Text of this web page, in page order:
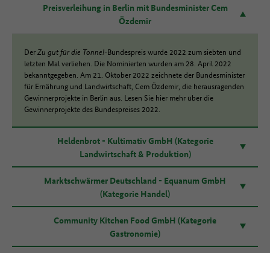
Preisverleihung in Berlin mit Bundesminister Cem
Özdemir
DerZu gut für die Tonne!-Bundespreis wurde 2022 zum siebten und
letzten Mal verliehen. Die Nominierten wurden am 28. April 2022
bekanntgegeben. Am 21. Oktober 2022 zeichnete der Bundesminister
für Ernährung und Landwirtschaft, Cem Özdemir, die herausragenden
Gewinnerprojekte in Berlin aus. Lesen Sie hier mehr über die
Gewinnerprojekte des Bundespreises 2022.
Heldenbrot - Kultimativ GmbH (Kategorie
Landwirtschaft & Produktion)
Marktschwärmer Deutschland - Equanum GmbH
(Kategorie Handel)
Community Kitchen Food GmbH (Kategorie
Gastronomie)